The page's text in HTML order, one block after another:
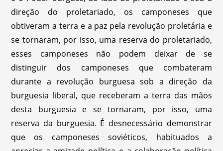
direção do proletariado, os camponeses que
obtiveram a terra e a paz pela revolução proletária e
se tornaram, por isso, uma reserva do proletariado,
esses camponeses não podem deixar de se
distinguir dos camponeses que combateram
durante a revolução burguesa sob a direção da
burguesia liberal, que receberam a terra das mãos
desta burguesia e se tornaram, por isso, uma
reserva da burguesia. É desnecessário demonstrar
que os camponeses soviéticos, habituados a